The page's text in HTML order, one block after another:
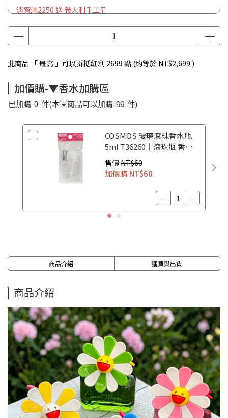
消費滿2250 送 義大利手工皂
此商品 「 最高 」可以折抵紅利 2699 點 (約等於 NT$2,699 )
加價購-▼香水加購區
已加購 0 件(本區商品可以加購 99 件)
COSMOS 玻璃滾珠香水瓶
5ml T36260｜滾珠瓶 香水
空瓶 香水分裝瓶
售價 NT$60
加價購NT$60
商品介紹 運費與出貨
商品介紹